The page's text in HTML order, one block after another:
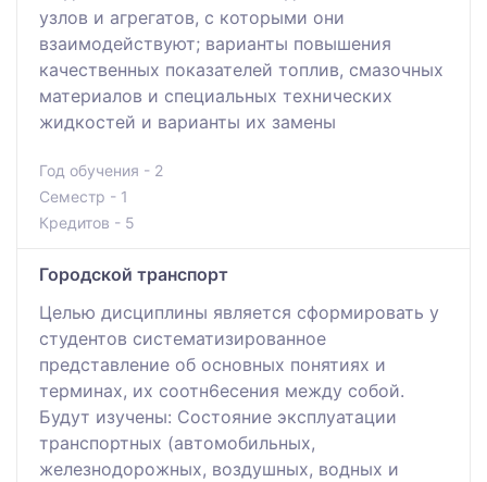
узлов и агрегатов, с которыми они
взаимодействуют; варианты повышения
качественных показателей топлив, смазочных
материалов и специальных технических
жидкостей и варианты их замены
Год обучения - 2
Семестр - 1
Кредитов - 5
Городской транспорт
Целью дисциплины является сформировать у
студентов систематизированное
представление об основных понятиях и
терминах, их соотн6есения между собой.
Будут изучены: Состояние эксплуатации
транспортных (автомобильных,
железнодорожных, воздушных, водных и